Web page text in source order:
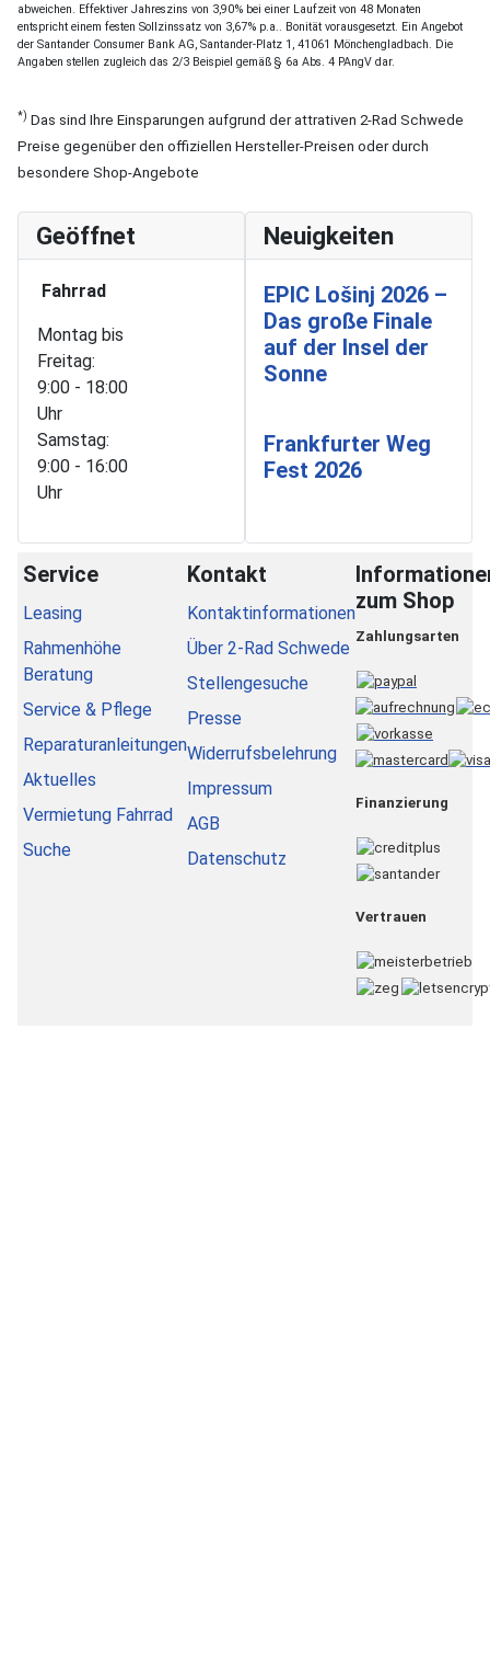
abweichen. Effektiver Jahreszins von 3,90% bei einer Laufzeit von 48 Monaten
entspricht einem festen Sollzinssatz von 3,67% p.a.. Bonität vorausgesetzt. Ein Angebot
der Santander Consumer Bank AG, Santander-Platz 1, 41061 Mönchengladbach. Die
Angaben stellen zugleich das 2/3 Beispiel gemäß § 6a Abs. 4 PAngV dar.
*) Das sind Ihre Einsparungen aufgrund der attrativen 2-Rad Schwede
Preise gegenüber den offiziellen Hersteller-Preisen oder durch
besondere Shop-Angebote
Geöffnet
Fahrrad
Montag bis
Freitag:
9:00 - 18:00
Uhr
Samstag:
9:00 - 16:00
Uhr
Neuigkeiten
EPIC Lošinj 2026 –
Das große Finale
auf der Insel der
Sonne
Frankfurter Weg
Fest 2026
Service
Leasing
Rahmenhöhe
Beratung
Service & Pflege
Reparaturanleitungen
Aktuelles
Vermietung Fahrrad
Suche
Kontakt
Kontaktinformationen
Über 2-Rad Schwede
Stellengesuche
Presse
Widerrufsbelehrung
Impressum
AGB
Datenschutz
zum Shop
Zahlungsarten
Finanzierung
Vertrauen